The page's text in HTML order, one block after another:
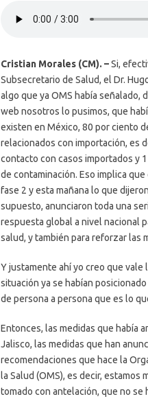
Cristian Morales (CM). –Si,
Subsecretario de Salud, el Dr.
algo que ya OMS había señalado,
web nosotros lo pusimos, que
existen en México, 80 por ciento
relacionados con importación, es
contacto con casos importados y
de contaminación. Eso implica
fase 2 y esta mañana lo que
supuesto, anunciaron toda una
respuesta global a nivel nacional
salud, y también para reforzar las
Y justamente ahí yo creo que
situación ya se habían
de persona a persona que es lo
Entonces, las medidas que había
Jalisco, las medidas que han
recomendaciones que hace la
la Salud (OMS), es decir, estamos
tomado con antelación, que no se